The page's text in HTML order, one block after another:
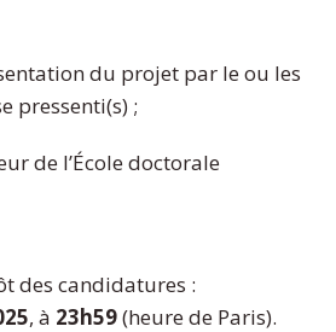
du projet par le ou les
pressenti(s) ;
de l’École doctorale
des candidatures :
, à 23h59(heure de Paris).